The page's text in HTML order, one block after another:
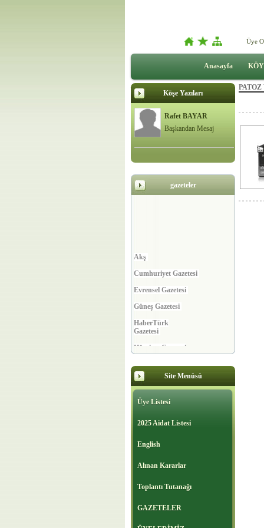
Üye
Anasayfa
Köşe Yazıları
Rafet BAYAR
Başkandan Mesaj
gazeteler
Gazetesi
Milli Gazete
Milliyet Gazetesi
Ortadoğu Gazetesi
Posta Gazetesi
Star Gazetesi
Türkiye Gazetesi
Vatan Gazetesi
Site Menüsü
Üye Listesi
2025 Aidat Listesi
English
Alınan Kararlar
Toplantı Tutanağı
GAZETELER
PATOZ